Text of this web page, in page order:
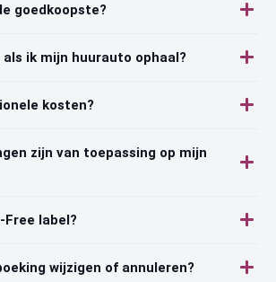
goedkoopste?
ik mijn huurauto ophaal?
kosten?
zijn van toepassing op mijn
label?
wijzigen of annuleren?